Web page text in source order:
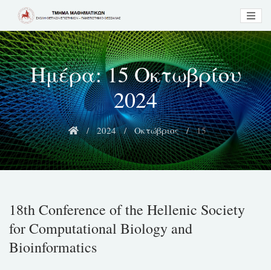
content
Ημέρα:15 Οκτωβρίου
2024
2024 Οκτώβριος 15
18th Conference of the Hellenic Society
for Computational Biology and
Bioinformatics